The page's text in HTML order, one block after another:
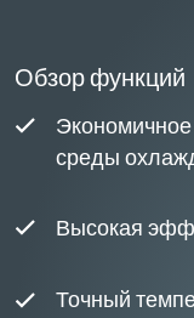
Обзор функций
среды
Высокая
Точный